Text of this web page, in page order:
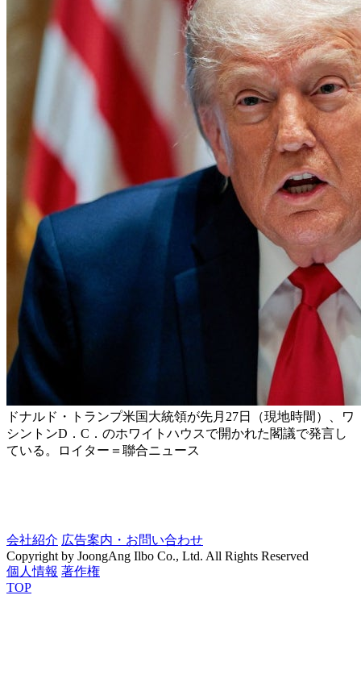
ドナルド・トランプ米国大統領が先月27日（現地時間）、ワ
シントンD．C．のホワイトハウスで開かれた閣議で発言し
ている。ロイター＝聯合ニュース
会社紹介 広告案内・お問い合わせ
Copyright by JoongAng Ilbo Co., Ltd. All Rights Reserved
個人情報 著作権
TOP